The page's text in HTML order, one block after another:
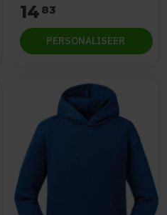
14 83
PERSONALISEER